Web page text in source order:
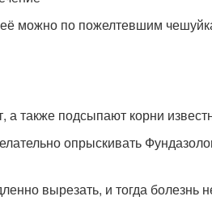
можно по пожелтевшим
а также подсыпают корни
опрыскивать
вырезать, и тогда болезнь